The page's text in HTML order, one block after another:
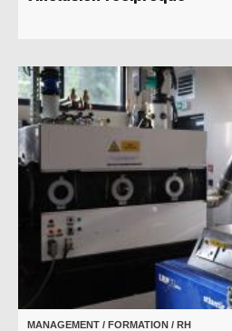
MANAGEMENT / FORMATION / RH